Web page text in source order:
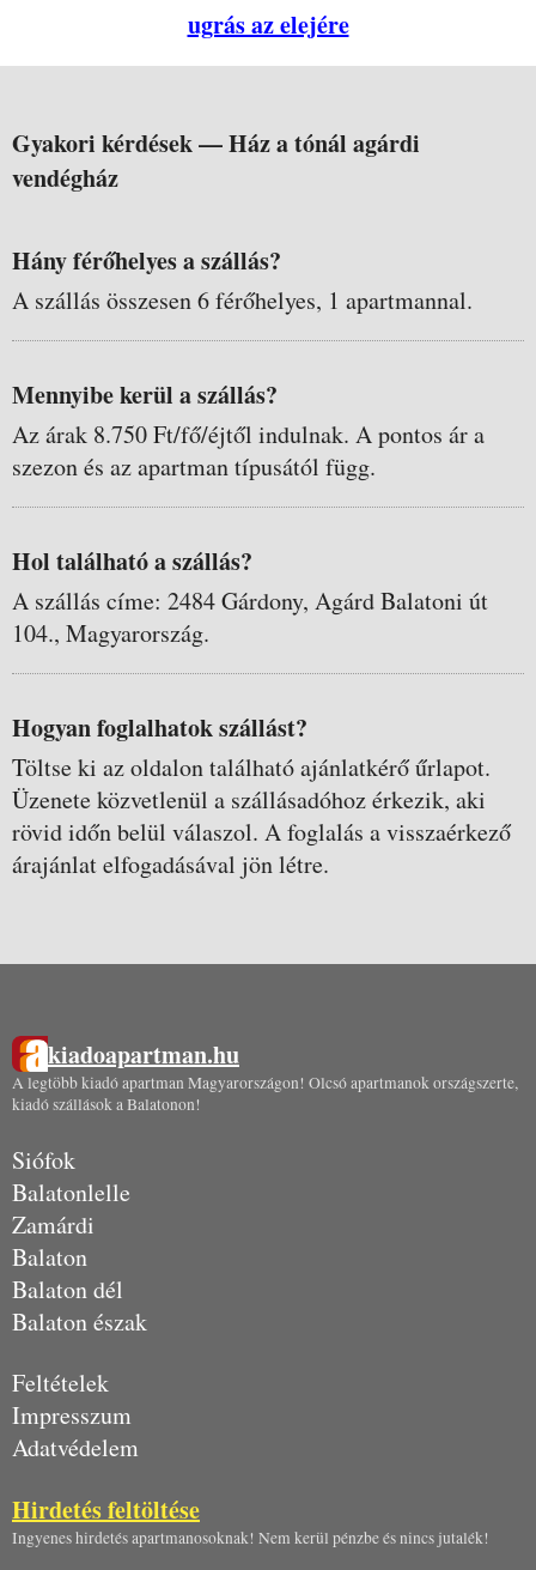
ugrás az elejére
Gyakori kérdések —Ház a tónál agárdi
vendégház
Hány férőhelyes a szállás?
A szállás összesen 6 férőhelyes, 1 apartmannal.
Mennyibe kerül a szállás?
Az árak 8.750 Ft/fő/éjtől indulnak. A pontos ár a
szezon és az apartman típusától függ.
Hol található a szállás?
A szállás címe: 2484 Gárdony, Agárd Balatoni út
104., Magyarország.
Hogyan foglalhatok szállást?
Töltse ki az oldalon található ajánlatkérő űrlapot.
Üzenete közvetlenül a szállásadóhoz érkezik, aki
rövid időn belül válaszol. A foglalás a visszaérkező
árajánlat elfogadásával jön létre.
kiadoapartman.hu
A legtöbb kiadó apartman Magyarországon! Olcsó apartmanok országszerte,
kiadó szállások a Balatonon!
Siófok
Balatonlelle
Zamárdi
Balaton
Balaton dél
Balaton észak
Feltételek
Impresszum
Adatvédelem
Hirdetés feltöltése
Ingyenes hirdetés apartmanosoknak! Nem kerül pénzbe és nincs jutalék!